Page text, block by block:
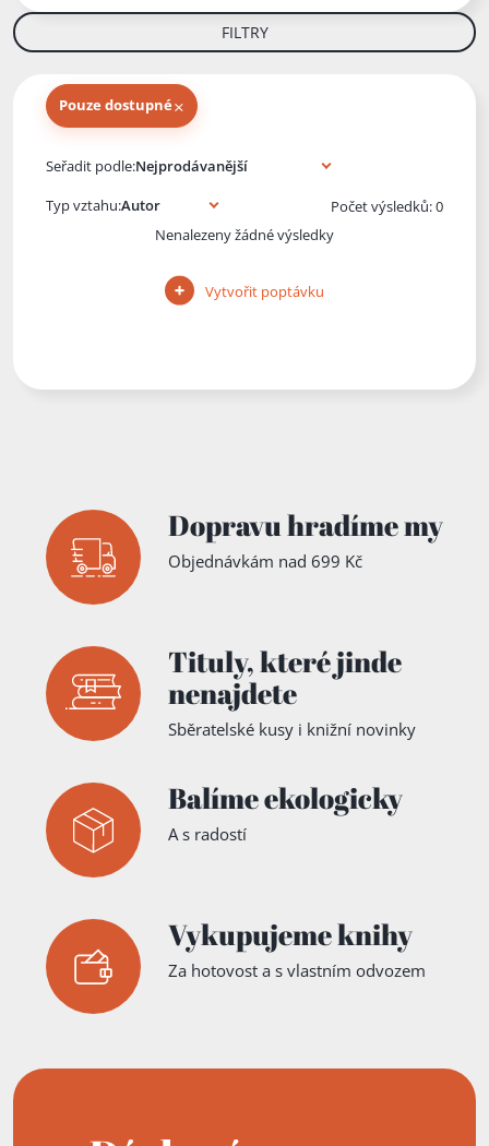
FILTRY
Pouze dostupné×
Seřadit podle:
Typ vztahu:
Počet výsledků: 0
Nenalezeny žádné výsledky
Vytvořit poptávku
Dopravu hradíme my
Objednávkám nad 699 Kč
Tituly,které jinde
nenajdete
Sběratelské kusy i knižní novinky
Balíme ekologicky
A s radostí
Vykupujeme knihy
Za hotovost a s vlastním odvozem